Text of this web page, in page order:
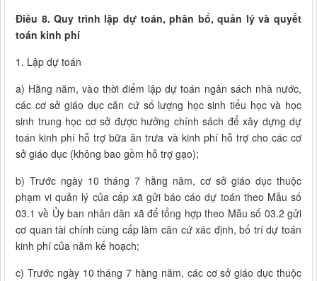
Điều 8. Quy trình lập dự toán, phân bổ, quản lý và quyết
toán kinh phí
1. Lập dự toán
a) Hằng năm, vào thời điểm lập dự toán ngân sách nhà nước,
các cơ sở giáo dục căn cứ số lượng học sinh tiểu học và học
sinh trung học cơ sở được hưởng chính sách để xây dựng dự
toán kinh phí hỗ trợ bữa ăn trưa và kinh phí hỗ trợ cho các cơ
sở giáo dục (không bao gồm hỗ trợ gạo);
b) Trước ngày 10 tháng 7 hằng năm, cơ sở giáo dục thuộc
phạm vi quản lý của cấp xã gửi báo cáo dự toán theo Mẫu số
03.1 về Ủy ban nhân dân xã để tổng hợp theo Mẫu số 03.2 gửi
cơ quan tài chính cùng cấp làm căn cứ xác định, bố trí dự toán
kinh phí của năm kế hoạch;
c) Trước ngày 10 tháng 7 hàng năm, các cơ sở giáo dục thuộc